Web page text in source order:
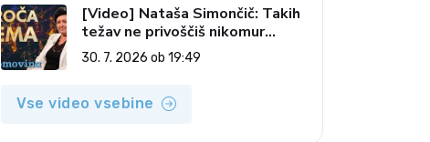
[Video] Nataša Simončič: Takih
težav ne privoščiš nikomur
(Vroča tema, 30. 7. 2026)
30. 7. 2026 ob 19:49
Vse video vsebine